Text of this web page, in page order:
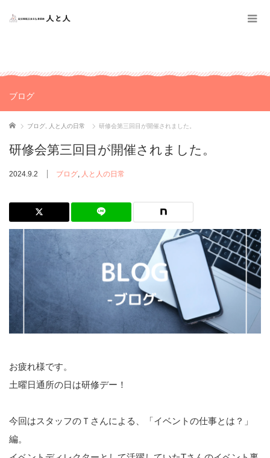
ブログ
ホーム ブログ 人と人の日常 研修会第三回目が開催されました。
研修会第三回目が開催されました。
2024.9.2 ブログ 人と人の日常
お疲れ様です。
土曜日通所の日は研修デー！
今回はスタッフのＴさんによる、「イベントの仕事とは？」
編。